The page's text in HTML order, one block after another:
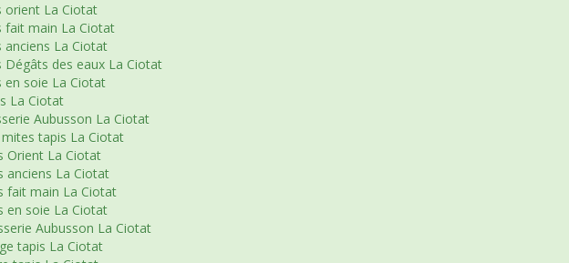
orient La Ciotat
fait main La Ciotat
La Ciotat
des eaux La Ciotat
soie La Ciotat
La Ciotat
Aubusson La Ciotat
tapis La Ciotat
Orient La Ciotat
anciens La Ciotat
fait main La Ciotat
en soie La Ciotat
Aubusson La Ciotat
tapis La Ciotat